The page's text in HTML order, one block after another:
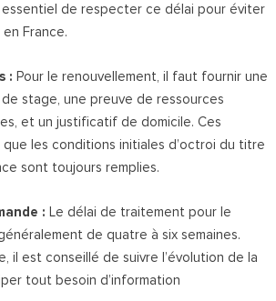
de respecter ce délai pour éviter
France.
:Pour le renouvellement, il faut fournir une
stage, une preuve de ressources
et un justificatif de domicile. Ces
les conditions initiales d’octroi du titre
sont toujours remplies.
:Le délai de traitement pour le
de quatre à six semaines.
il est conseillé de suivre l’évolution de la
tout besoin d’information